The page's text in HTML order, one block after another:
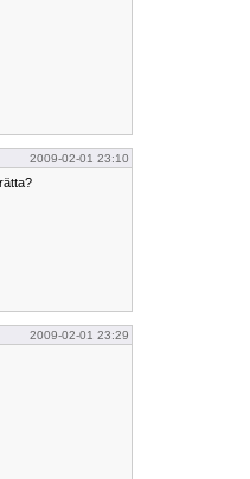
2009-02-01 23:10
2009-02-01 23:29